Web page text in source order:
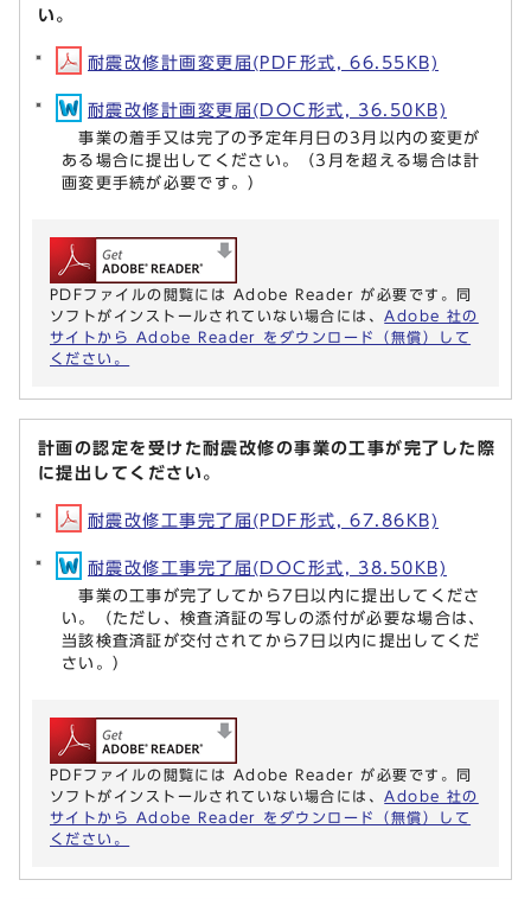
い。
耐震改修計画変更届(PDF形式, 66.55KB)
耐震改修計画変更届(DOC形式, 36.50KB)
事業の着手又は完了の予定年月日の3月以内の変更が
ある場合に提出してください。（3月を超える場合は計
画変更手続が必要です。）
PDFファイルの閲覧には Adobe Reader が必要です。同
ソフトがインストールされていない場合には、 Adobe 社の
サイトから Adobe Reader をダウンロード（無償）して
ください。
計画の認定を受けた耐震改修の事業の工事が完了した際
に提出してください。
耐震改修工事完了届(PDF形式, 67.86KB)
耐震改修工事完了届(DOC形式, 38.50KB)
事業の工事が完了してから7日以内に提出してくださ
い。（ただし、検査済証の写しの添付が必要な場合は、
当該検査済証が交付されてから7日以内に提出してくだ
さい。）
PDFファイルの閲覧には Adobe Reader が必要です。同
ソフトがインストールされていない場合には、 Adobe 社の
サイトから Adobe Reader をダウンロード（無償）して
ください。